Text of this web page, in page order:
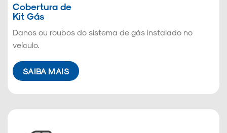
Cobertura de
Kit Gás
Danos ou roubos do sistema de gás instalado no
veículo.
SAIBA MAIS